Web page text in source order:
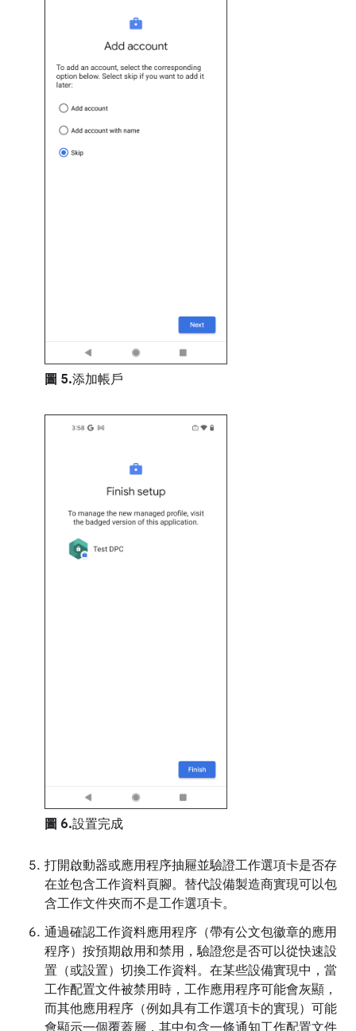
圖 5.添加帳戶
圖 6.設置完成
打開啟動器或應用程序抽屜並驗證工作選項卡是否存
在並包含工作資料頁腳。替代設備製造商實現可以包
含工作文件夾而不是工作選項卡。
通過確認工作資料應用程序（帶有公文包徽章的應用
程序）按預期啟用和禁用，驗證您是否可以從快速設
置（或設置）切換工作資料。在某些設備實現中，當
工作配置文件被禁用時，工作應用程序可能會灰顯，
而其他應用程序（例如具有工作選項卡的實現）可能